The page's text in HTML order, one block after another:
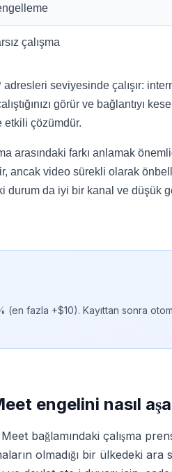
çalışma
seviyesinde çalışır:
görür ve bağlantıyı
etkili çözümdür.
arasındaki farkı anlamak
ancak video sürekli olarak
durum da iyi bir kanal ve düşük
fazla +$10). Kayıttan sonra
engelini nasıl
bağlamındaki çalışma
olmadığı bir ülkedeki